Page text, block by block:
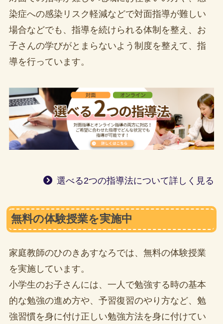
染症への感染リスク軽減などで対面指導が難しい
場合などでも、指導を続けられる体制を整え、お
子さんの学びがとまらないよう制度を整えて、指
導を行っています。
選べる2つの指導法について詳しく見る
無料の体験授業を実施中
家庭教師のひのきあすなろでは、無料の体験授業
を実施しています。
小学生のお子さんには、一人で勉強する時の基本
的な勉強の進め方や、予習復習のやり方など、勉
強習慣を身に付け正しい勉強方法を身に付けてい